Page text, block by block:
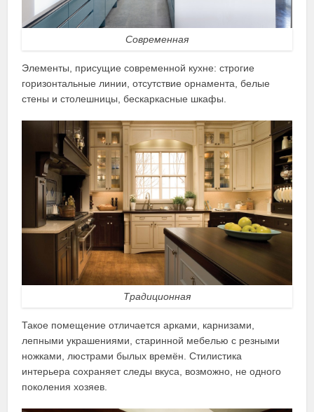
Современная
Элементы, присущие современной кухне: строгие
горизонтальные линии, отсутствие орнамента, белые
стены и столешницы, бескаркасные шкафы.
Традиционная
Такое помещение отличается арками, карнизами,
лепными украшениями, старинной мебелью с резными
ножками, люстрами былых времён. Стилистика
интерьера сохраняет следы вкуса, возможно, не одного
поколения хозяев.